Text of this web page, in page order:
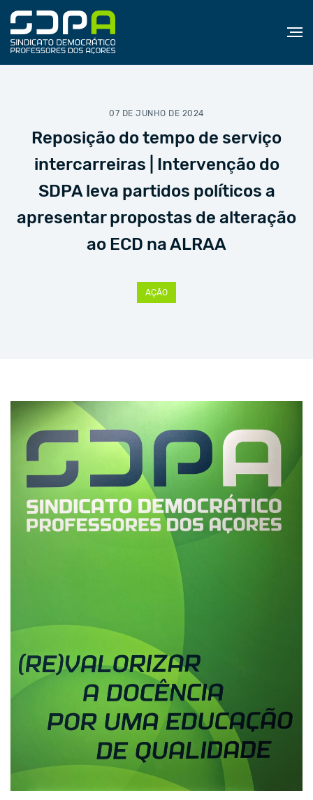
07 DE JUNHO DE 2024
Reposição do tempo de serviço
intercarreiras | Intervenção do
SDPA leva partidos políticos a
apresentar propostas de alteração
ao ECD na ALRAA
AÇÃO